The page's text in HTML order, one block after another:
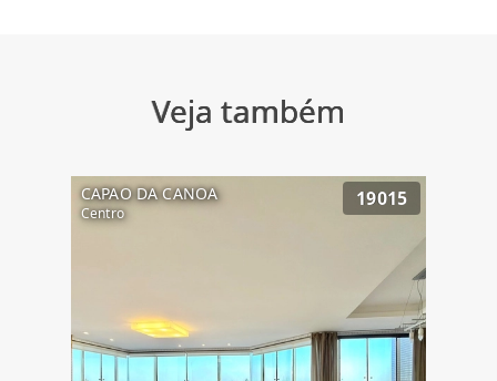
Veja também
CAPAO DA CANOA
Centro
19015